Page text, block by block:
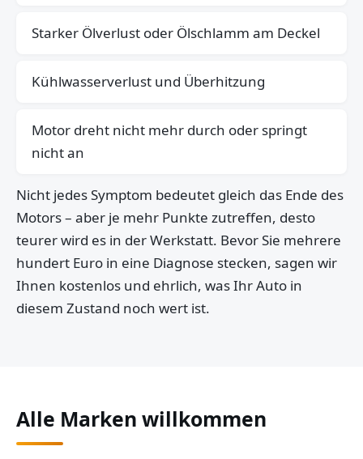
Starker Ölverlust oder Ölschlamm am Deckel
Kühlwasserverlust und Überhitzung
Motor dreht nicht mehr durch oder springt
nicht an
Nicht jedes Symptom bedeutet gleich das Ende des
Motors – aber je mehr Punkte zutreffen, desto
teurer wird es in der Werkstatt. Bevor Sie mehrere
hundert Euro in eine Diagnose stecken, sagen wir
Ihnen kostenlos und ehrlich, was Ihr Auto in
diesem Zustand noch wert ist.
Alle Marken willkommen